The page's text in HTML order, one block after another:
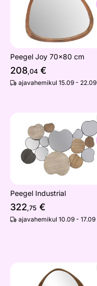
Otsi sarnaseid
Peegel Joy 70x80 cm
208,04 €
ajavahemikul 15.09 - 22.09
Peegel Industrial
Otsi sarnaseid
Peegel Industrial
322,75 €
ajavahemikul 10.09 - 17.09
Seinapeegel Organic